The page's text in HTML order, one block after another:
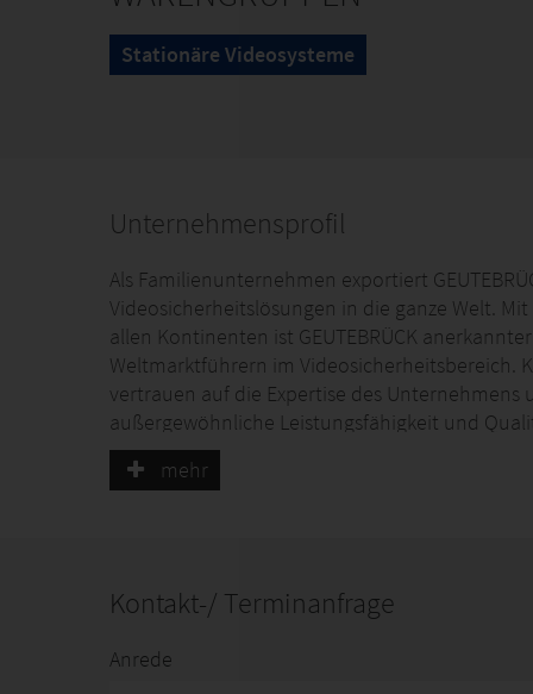
Stationäre Videosysteme
Unternehmensprofil
Als Familienunternehmen exportiert
Videosicherheitslösungen in die ganze Welt.
allen Kontinenten ist GEUTEBRÜCK
Weltmarktführern im Videosicherheitsbereich.
vertrauen auf die Expertise des Unternehmens
außergewöhnliche Leistungsfähigkeit und
Lösungen, die begeistern
Industrieunternehmen und Energieversorger.
von GEUTEBRÜCK. Das liegt am breiten
mehr
Kontakt-/ Terminanfrage
Anrede